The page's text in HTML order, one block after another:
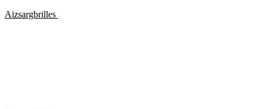
Aizsargbrilles